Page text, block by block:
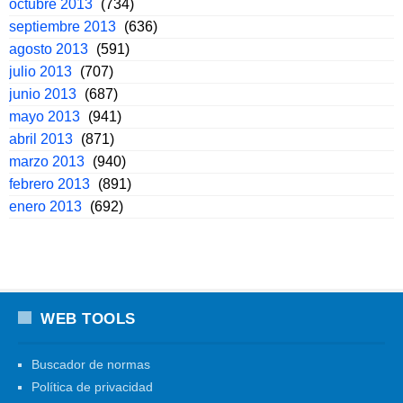
octubre 2013 (734)
septiembre 2013 (636)
agosto 2013 (591)
julio 2013 (707)
junio 2013 (687)
mayo 2013 (941)
abril 2013 (871)
marzo 2013 (940)
febrero 2013 (891)
enero 2013 (692)
WEB TOOLS
Buscador de normas
Política de privacidad